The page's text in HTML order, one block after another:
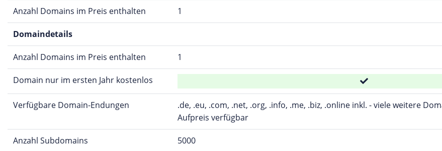
Anzahl Domains im Preis enthalten 1
Domaindetails
Anzahl Domains im Preis enthalten 1
Domain nur im ersten Jahr kostenlos
Verfügbare Domain-Endungen
.de, .eu, .com, .net, .org, .info, .me, .biz, .online inkl. - viele weitere
Aufpreis verfügbar
Anzahl Subdomains 5000